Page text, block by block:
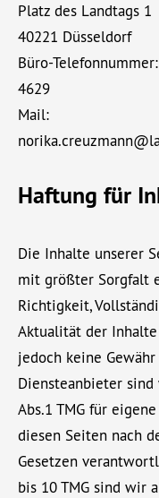
Platz des Landtags 1
40221 Düsseldorf
Büro-Telefonnummer:
4629
Mail:
Haftung für
Die Inhalte unserer
mit größter Sorgfalt
Richtigkeit,
Aktualität der
jedoch keine
Diensteanbieter
Abs.1 TMG für
diesen Seiten nach
Gesetzen
bis 10 TMG sind wir